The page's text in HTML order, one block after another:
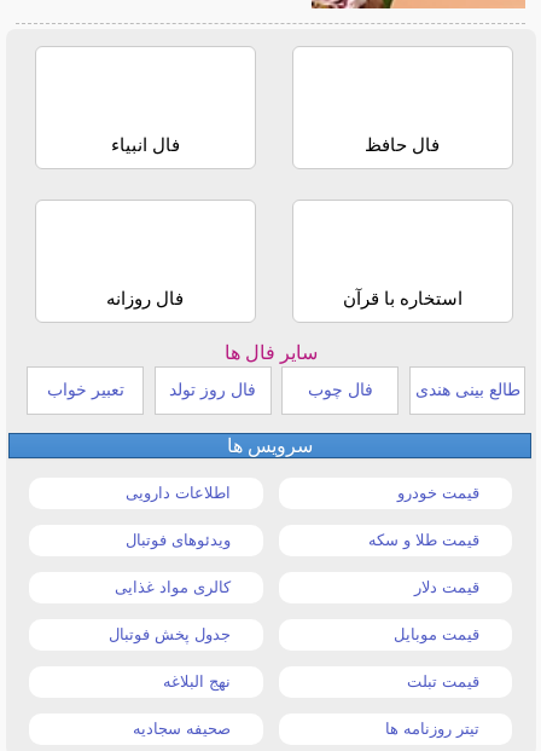
فال حافظ فال انبیاء
استخاره با قرآن فال روزانه
سایر فال ها
طالع بینی هندی فال چوب فال روز تولد تعبیر خواب
سرویس ها
قیمت خودرو اطلاعات دارویی
قیمت طلا و سکه ویدئوهای فوتبال
قیمت دلار کالری مواد غذایی
قیمت موبایل جدول پخش فوتبال
قیمت تبلت نهج البلاغه
تیتر روزنامه ها صحیفه سجادیه